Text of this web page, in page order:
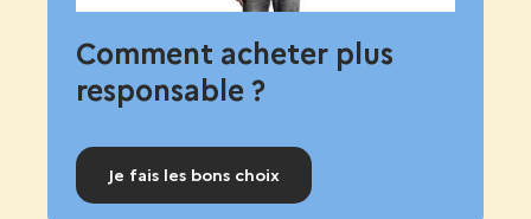
Comment acheter plus
responsable ?
Je fais les bons choix